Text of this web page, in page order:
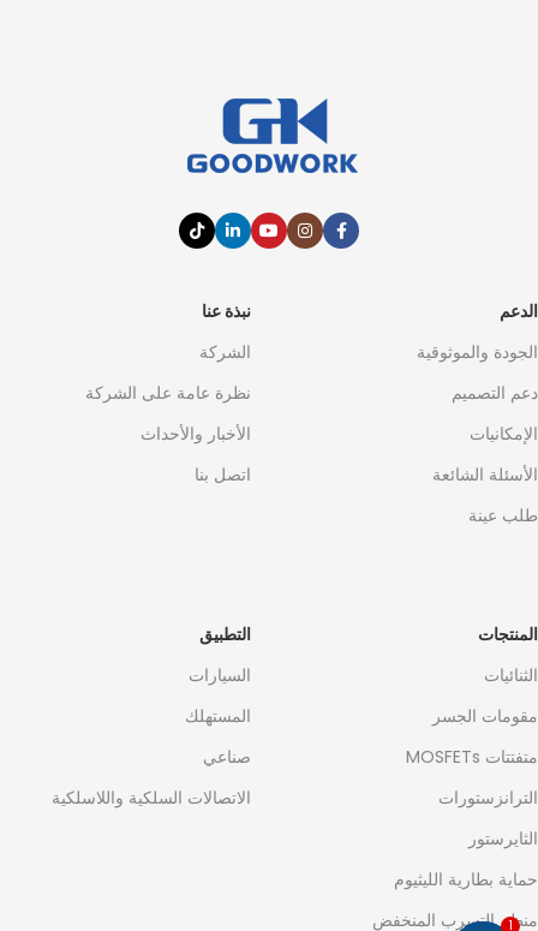
نبذة عنا
الشركة
نظرة عامة على الشركة
الأخبار والأحداث
اتصل بنا
الدعم
الجودة والموثوقية
دعم التصميم
الإمكانيات
الأسئلة الشائعة
طلب عينة
التطبيق
السيارات
المستهلك
صناعي
الاتصالات السلكية واللاسلكية
المنتجات
الثنائيات
مقومات الجسر
متفتتات MOSFETs
الترانزستورات
الثايرستور
حماية بطارية الليثيوم
منظم التسرب المنخفض
1